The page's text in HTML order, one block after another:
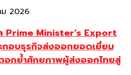
2026
Prime Minister’s Export
อบธุรกิจส่งออกยอดเยี่ยม
กย้ำศักยภาพผู้ส่งออกไทยสู่